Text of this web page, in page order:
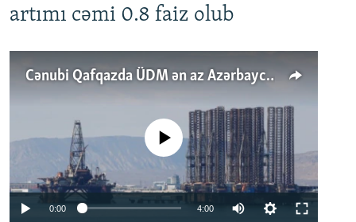
artımı cəmi 0.8 faiz olub
Cənubi Qafqazda ÜDM ən az Azərbaycanda artır: Qonşuları niyə Bakını qabaqlaya bilir?
No media source currently available
0:00 4:00